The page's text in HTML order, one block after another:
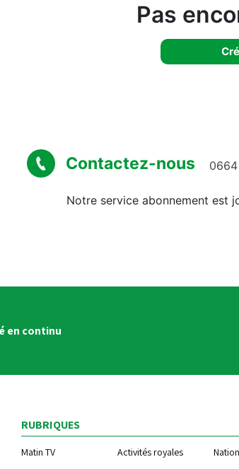
Pas
Contactez-nous
Notre service abonnement est
en continu
RUBRIQUES
Matin TV Activités royales
Nation